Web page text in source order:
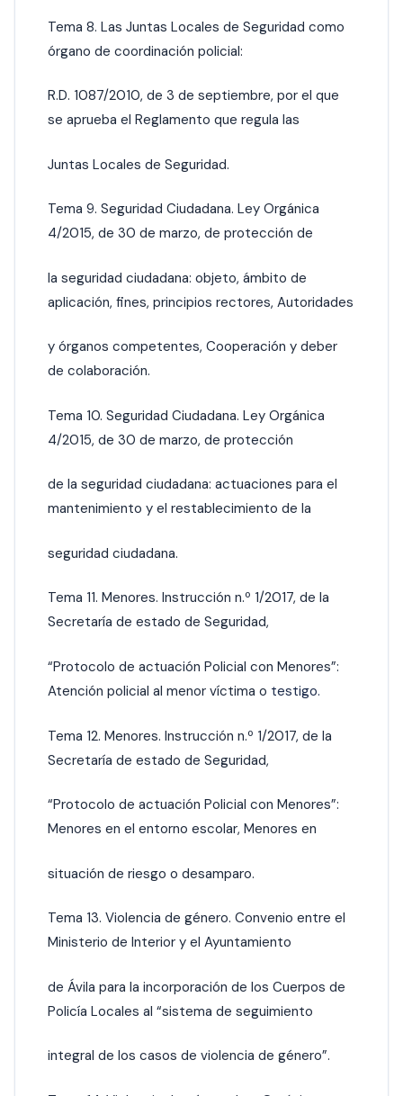
Tema 8. Las Juntas Locales de Seguridad como
órgano de coordinación policial:
R.D. 1087/2010, de 3 de septiembre, por el que
se aprueba el Reglamento que regula las
Juntas Locales de Seguridad.
Tema 9. Seguridad Ciudadana. Ley Orgánica
4/2015, de 30 de marzo, de protección de
la seguridad ciudadana: objeto, ámbito de
aplicación, fines, principios rectores, Autoridades
y órganos competentes, Cooperación y deber
de colaboración.
Tema 10. Seguridad Ciudadana. Ley Orgánica
4/2015, de 30 de marzo, de protección
de la seguridad ciudadana: actuaciones para el
mantenimiento y el restablecimiento de la
seguridad ciudadana.
Tema 11. Menores. Instrucción n.º 1/2017, de la
Secretaría de estado de Seguridad,
“Protocolo de actuación Policial con Menores”:
Atención policial al menor víctima o testigo.
Tema 12. Menores. Instrucción n.º 1/2017, de la
Secretaría de estado de Seguridad,
“Protocolo de actuación Policial con Menores”:
Menores en el entorno escolar, Menores en
situación de riesgo o desamparo.
Tema 13. Violencia de género. Convenio entre el
Ministerio de Interior y el Ayuntamiento
de Ávila para la incorporación de los Cuerpos de
Policía Locales al “sistema de seguimiento
integral de los casos de violencia de género”.